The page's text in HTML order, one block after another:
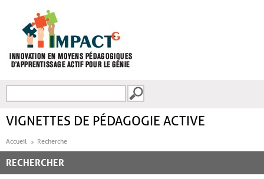
FORMULAIRE DE
VIGNETTES DE PÉDAGOGIE ACTIVE
Accueil Recherche
RECHERCHER